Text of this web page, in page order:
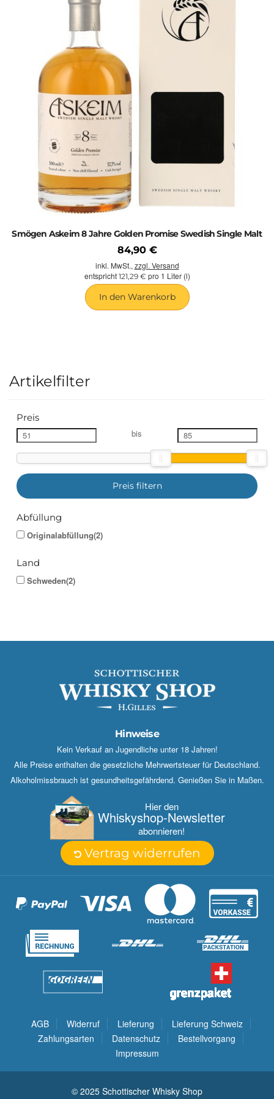
Smögen Askeim 8 Jahre Golden Promise Swedish Single Malt
84,90 €
inkl. MwSt., zzgl. Versand
entspricht 121,29 € pro 1 Liter (l)
In den Warenkorb
Artikelfilter
Preis
bis
Preis filtern
Abfüllung
Originalabfüllung(2)
Land
Schweden(2)
Hinweise
Kein Verkauf an Jugendliche unter 18 Jahren!
Alle Preise enthalten die gesetzliche Mehrwertsteuer für Deutschland.
Alkoholmissbrauch ist gesundheitsgefährdend. Genießen Sie in Maßen.
Hier den
Whisky­shop-Newsletter
abonnieren!
Vertrag widerrufen
AGB Widerruf Lieferung
Lieferung Schweiz
Zahlungsarten
Datenschutz
Bestellvorgang
Impressum
© 2025 Schottischer Whisky Shop